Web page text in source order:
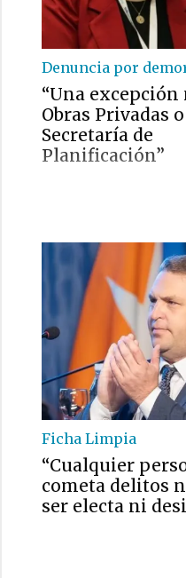
Denuncia por
“Una excepción
Obras Privadas
Secretaría de
Planificación”
Ficha Limpia
“Cualquier
cometa delitos
ser electa ni